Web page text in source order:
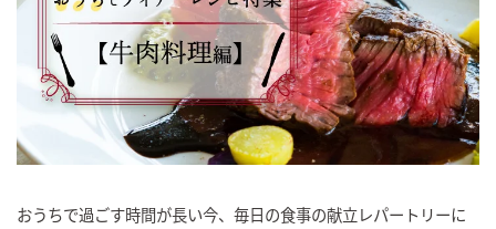
おうちで過ごす時間が長い今、毎日の食事の献立レパートリーに